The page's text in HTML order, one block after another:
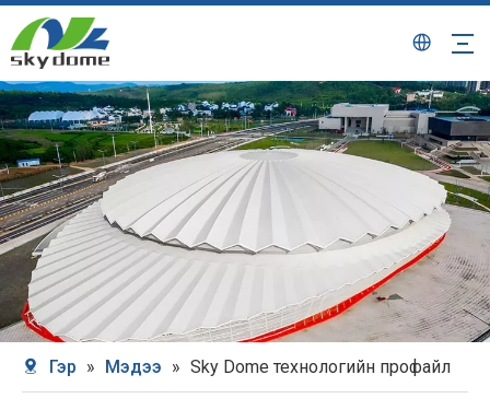
Гэр » Мэдээ » Sky Dome технологийн профайл